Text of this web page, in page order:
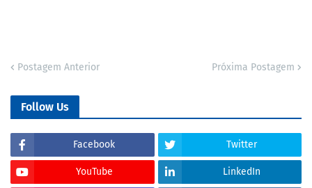
Postagem Anterior Próxima Postagem
Follow Us
Facebook Twitter
YouTube LinkedIn